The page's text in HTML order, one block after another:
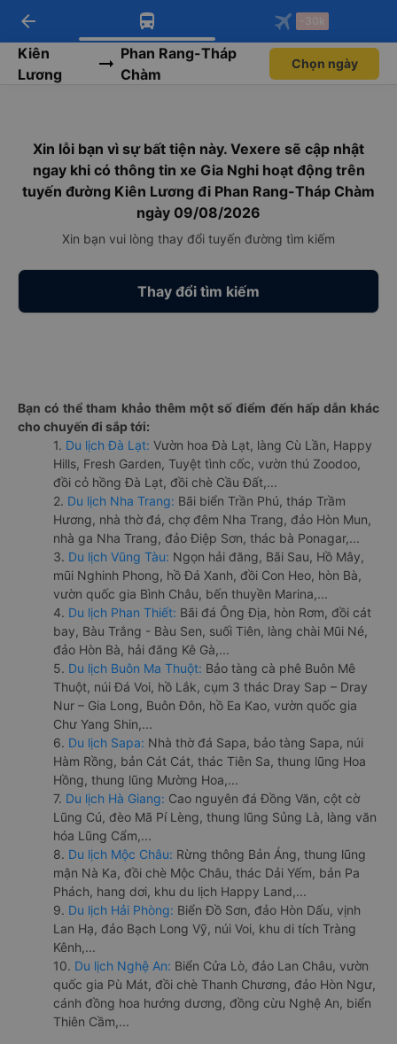
Tải app Vexere ngay!
Nhận ưu đãi thành viên độc
quyền
Mở app
Tải app Vexere
-30k/ghế khi đặt vé máy bay qua
app
Mở app
arrow_back -30k
Kiên
Lương
Phan Rang-Tháp
Chàm
Chọn ngày
Xin lỗi bạn vì sự bất tiện này. Vexere sẽ cập nhật
ngay khi có thông tin xe Gia Nghi hoạt động trên
tuyến đường Kiên Lương đi Phan Rang-Tháp Chàm
ngày 09/08/2026
Xin bạn vui lòng thay đổi tuyến đường tìm kiếm
Thay đổi tìm kiếm
Bạn có thể tham khảo thêm một số điểm đến hấp dẫn khác
cho chuyến đi sắp tới:
1. Du lịch Đà Lạt: Vườn hoa Đà Lạt, làng Cù Lần, Happy
Hills, Fresh Garden, Tuyệt tình cốc, vườn thú Zoodoo,
đồi cỏ hồng Đà Lạt, đồi chè Cầu Đất,...
2. Du lịch Nha Trang: Bãi biển Trần Phú, tháp Trầm
Hương, nhà thờ đá, chợ đêm Nha Trang, đảo Hòn Mun,
nhà ga Nha Trang, đảo Điệp Sơn, thác bà Ponagar,...
3. Du lịch Vũng Tàu: Ngọn hải đăng, Bãi Sau, Hồ Mây,
mũi Nghinh Phong, hồ Đá Xanh, đồi Con Heo, hòn Bà,
vườn quốc gia Bình Châu, bến thuyền Marina,...
4. Du lịch Phan Thiết: Bãi đá Ông Địa, hòn Rơm, đồi cát
bay, Bàu Trắng - Bàu Sen, suối Tiên, làng chài Mũi Né,
đảo Hòn Bà, hải đăng Kê Gà,...
5. Du lịch Buôn Ma Thuột: Bảo tàng cà phê Buôn Mê
Thuột, núi Đá Voi, hồ Lắk, cụm 3 thác Dray Sap – Dray
Nur – Gia Long, Buôn Đôn, hồ Ea Kao, vườn quốc gia
Chư Yang Shin,...
6. Du lịch Sapa: Nhà thờ đá Sapa, bảo tàng Sapa, núi
Hàm Rồng, bản Cát Cát, thác Tiên Sa, thung lũng Hoa
Hồng, thung lũng Mường Hoa,...
7. Du lịch Hà Giang: Cao nguyên đá Đồng Văn, cột cờ
Lũng Cú, đèo Mã Pí Lèng, thung lũng Sủng Là, làng văn
hóa Lũng Cẩm,...
8. Du lịch Mộc Châu: Rừng thông Bản Áng, thung lũng
mận Nà Ka, đồi chè Mộc Châu, thác Dải Yếm, bản Pa
Phách, hang dơi, khu du lịch Happy Land,...
9. Du lịch Hải Phòng: Biển Đồ Sơn, đảo Hòn Dấu, vịnh
Lan Hạ, đảo Bạch Long Vỹ, núi Voi, khu di tích Tràng
Kênh,...
10. Du lịch Nghệ An: Biển Cửa Lò, đảo Lan Châu, vườn
quốc gia Pù Mát, đồi chè Thanh Chương, đảo Hòn Ngư,
cánh đồng hoa hướng dương, đồng cừu Nghệ An, biển
Thiên Cầm,...